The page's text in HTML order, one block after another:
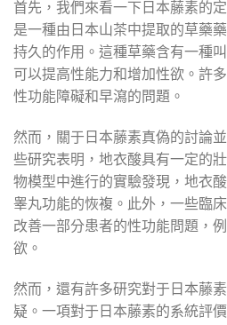
首先，我們來看一下日本藤素的
是一種由日本山茶中提取的草藥
持久的作用。這種草藥含有一種
可以提高性能力和增加性欲。許
性功能障礙和早瀉的問題。
然而，關于日本藤素真偽的討論
些研究表明，地衣酸具有一定的
物模型中進行的實驗發現，地衣
睾丸功能的恢複。此外，一些臨
改善一部分患者的性功能問題，
欲。
然而，還有許多研究對于日本藤
疑。一項對于日本藤素的系統評